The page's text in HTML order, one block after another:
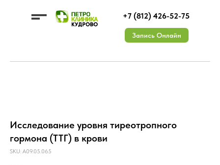
+7 (812) 426-52-75
Запись Онлайн
КОНТАКТЫ
ОТЗЫВЫ
ВРАЧИ АКЦИИ
ДМС
Документы
Вакансии
Лицензии
Исследование уровня тиреотропного
гормона (ТТГ) в крови
SKU: A09.05.065